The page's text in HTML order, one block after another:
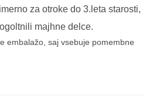
za otroke do 3.leta starosti,
majhne delce.
embalažo, saj vsebuje pomembne